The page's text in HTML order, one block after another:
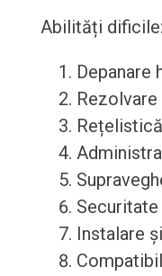
Abilități dificile:
Depanare
Rețelistică
Instalare